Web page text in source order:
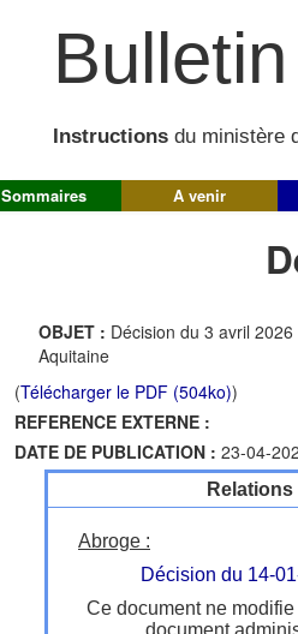
Instructions du ministère
Sommaires A venir
OBJET : Décision du 3 avril
Aquitaine
(Télécharger le PDF (504ko))
REFERENCE EXTERNE :
DATE DE PUBLICATION : 23-04-
Abroge :
Décision du 14-
Ce document ne
document